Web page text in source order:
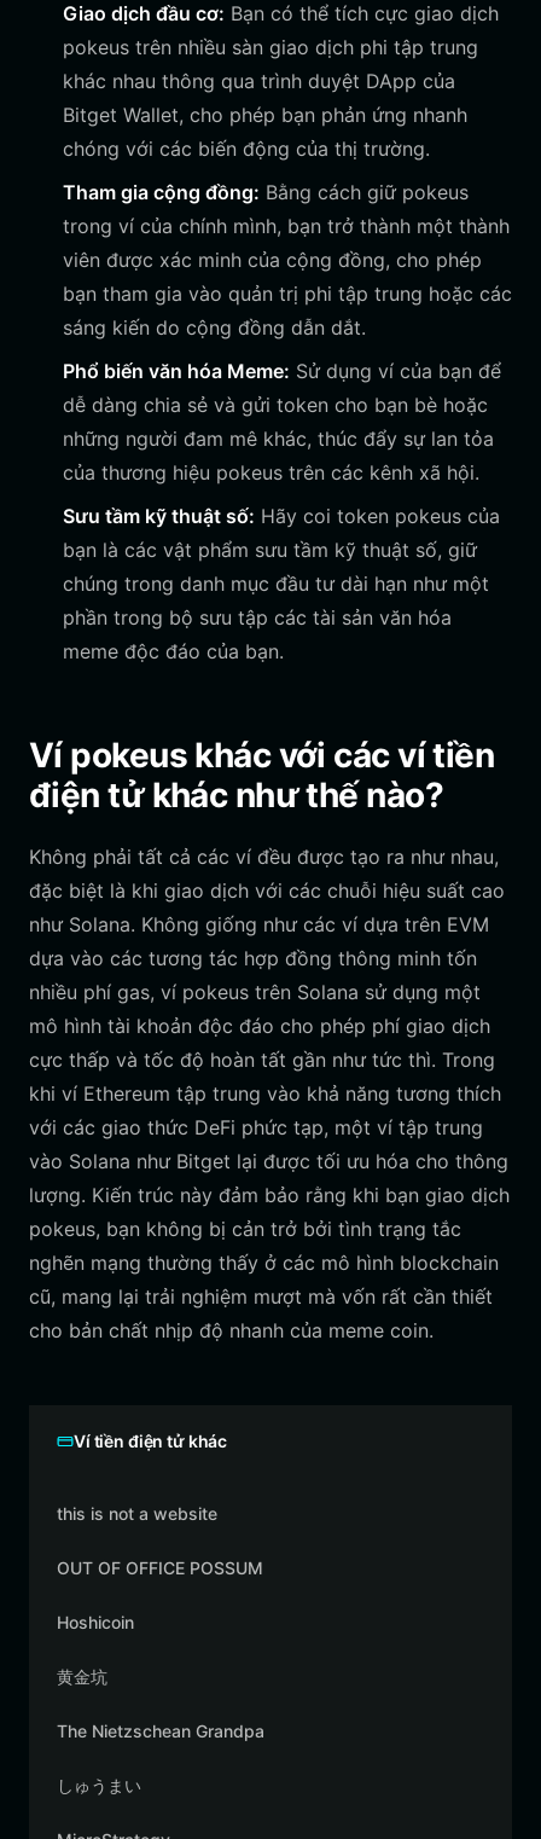
Giao dịch đầu cơ: Bạn có thể tích cực giao dịch
pokeus trên nhiều sàn giao dịch phi tập trung
khác nhau thông qua trình duyệt DApp của
Bitget Wallet, cho phép bạn phản ứng nhanh
chóng với các biến động của thị trường.
Tham gia cộng đồng: Bằng cách giữ pokeus
trong ví của chính mình, bạn trở thành một thành
viên được xác minh của cộng đồng, cho phép
bạn tham gia vào quản trị phi tập trung hoặc các
sáng kiến do cộng đồng dẫn dắt.
Phổ biến văn hóa Meme: Sử dụng ví của bạn để
dễ dàng chia sẻ và gửi token cho bạn bè hoặc
những người đam mê khác, thúc đẩy sự lan tỏa
của thương hiệu pokeus trên các kênh xã hội.
Sưu tầm kỹ thuật số: Hãy coi token pokeus của
bạn là các vật phẩm sưu tầm kỹ thuật số, giữ
chúng trong danh mục đầu tư dài hạn như một
phần trong bộ sưu tập các tài sản văn hóa
meme độc đáo của bạn.
Ví pokeus khác với các ví tiền
điện tử khác như thế nào?
Không phải tất cả các ví đều được tạo ra như nhau,
đặc biệt là khi giao dịch với các chuỗi hiệu suất cao
như Solana. Không giống như các ví dựa trên EVM
dựa vào các tương tác hợp đồng thông minh tốn
nhiều phí gas, ví pokeus trên Solana sử dụng một
mô hình tài khoản độc đáo cho phép phí giao dịch
cực thấp và tốc độ hoàn tất gần như tức thì. Trong
khi ví Ethereum tập trung vào khả năng tương thích
với các giao thức DeFi phức tạp, một ví tập trung
vào Solana như Bitget lại được tối ưu hóa cho thông
lượng. Kiến trúc này đảm bảo rằng khi bạn giao dịch
pokeus, bạn không bị cản trở bởi tình trạng tắc
nghẽn mạng thường thấy ở các mô hình blockchain
cũ, mang lại trải nghiệm mượt mà vốn rất cần thiết
cho bản chất nhịp độ nhanh của meme coin.
Ví tiền điện tử khác
this is not a website
OUT OF OFFICE POSSUM
Hoshicoin
黄金坑
The Nietzschean Grandpa
しゅうまい